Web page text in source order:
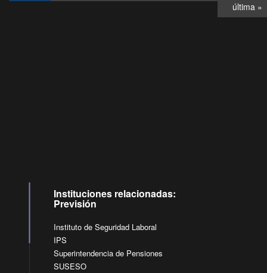
última »
Instituciones relacionadas:
Previsión
Instituto de Seguridad Laboral
IPS
Superintendencia de Pensiones
SUSESO